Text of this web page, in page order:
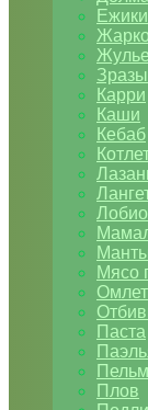
Ежики
Зразы
Карри
Каши
Кебаб
Лобио
Мясо
Омлет
Паста
Плов